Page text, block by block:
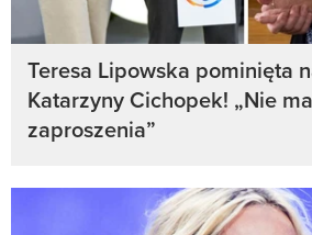
Teresa Lipowska pominięta
Katarzyny Cichopek! „Nie
zaproszenia”